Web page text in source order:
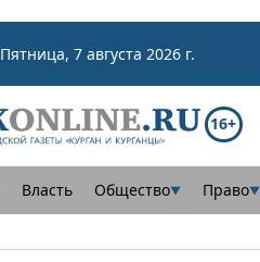
Пятница, 7 августа 2026 г.
16+
Власть Общество▼ Право▼